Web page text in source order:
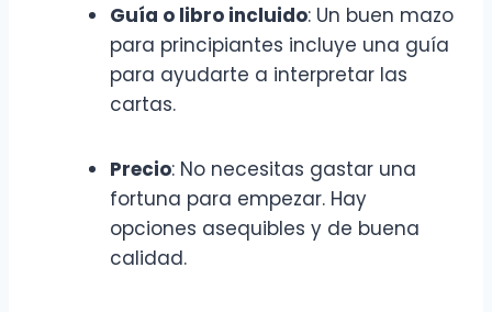
Guía o libro incluido: Un buen mazo
para principiantes incluye una guía
para ayudarte a interpretar las
cartas.
Precio: No necesitas gastar una
fortuna para empezar. Hay
opciones asequibles y de buena
calidad.